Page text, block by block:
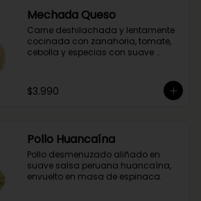
Mechada Queso
Carne deshilachada y lentamente
cocinada con zanahoria, tomate,
cebolla y especias con suave
$3.990
Pollo Huancaína
Pollo desmenuzado aliñado en
suave salsa peruana huancaína,
envuelto en masa de espinaca.